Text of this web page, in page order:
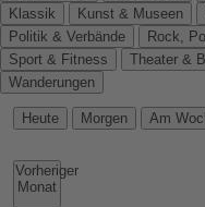
Klassik
Kunst & Museen
Politik & Verbände
Rock,
Sport & Fitness
Theater &
Wanderungen
Heute Morgen Am
Vorheriger
Monat